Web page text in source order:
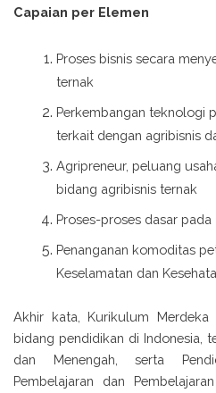
Capaian per Elemen
Proses bisnis secara
ternak
Perkembangan teknologi
terkait dengan agribisnis
Agripreneur, peluang
bidang agribisnis ternak
Proses-proses dasar pada
Penanganan komoditas
Keselamatan dan
Akhir kata, Kurikulum
bidang pendidikan di Indonesia,
dan Menengah, serta
Pembelajaran dan